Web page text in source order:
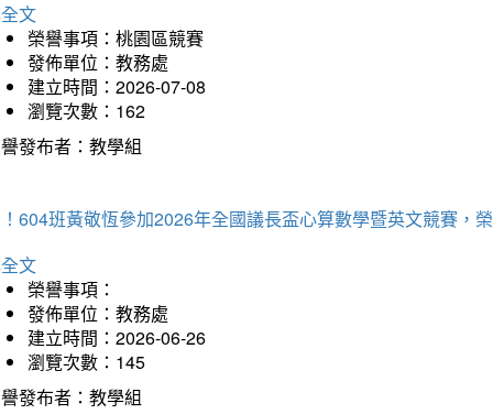
文
榮譽事項：桃園區競賽
發佈單位：教務處
建立時間：2026-07-08
瀏覽次數：162
發布者：教學組
604班黃敬恆參加2026年全國議長盃心算數學暨英文競賽，
文
榮譽事項：
發佈單位：教務處
建立時間：2026-06-26
瀏覽次數：145
發布者：教學組